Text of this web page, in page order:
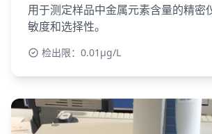
用于测定样品中金属元素含量的精密
敏度和选择性。
检出限：0.01μg/L